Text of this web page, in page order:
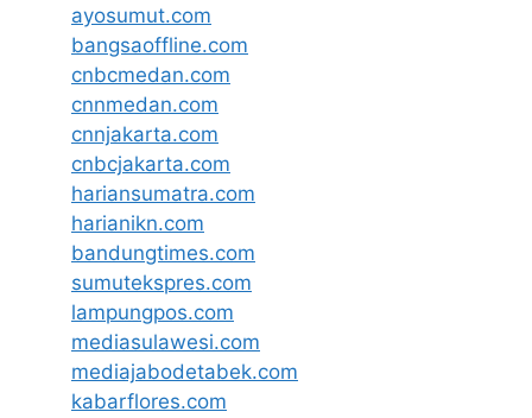
ayosumut.com
bangsaoffline.com
cnbcmedan.com
cnnmedan.com
cnnjakarta.com
cnbcjakarta.com
hariansumatra.com
harianikn.com
bandungtimes.com
sumutekspres.com
lampungpos.com
mediasulawesi.com
mediajabodetabek.com
kabarflores.com